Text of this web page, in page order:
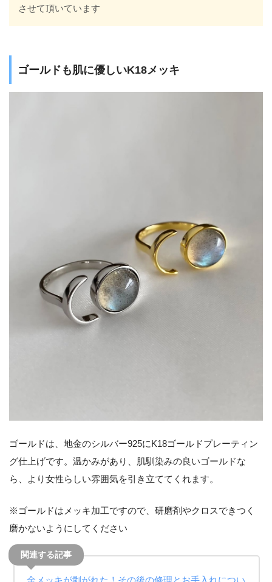
させて頂いています
ゴールドも肌に優しいK18メッキ
ゴールドは、地金のシルバー925にK18ゴールドプレーティン
グ仕上げです。温かみがあり、肌馴染みの良いゴールドな
ら、より女性らしい雰囲気を引き立ててくれます。
※ゴールドはメッキ加工ですので、研磨剤やクロスできつく
磨かないようにしてください
金メッキが剥がれた！その後の修理とお手入れについ